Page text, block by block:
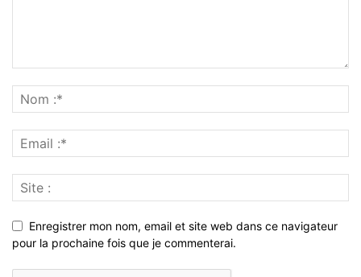
Enregistrer mon nom, email et site web dans ce navigateur
pour la prochaine fois que je commenterai.